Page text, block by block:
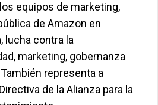
equipos de marketing,
de Amazon en
lucha contra la
marketing, gobernanza
representa a
de la Alianza para la